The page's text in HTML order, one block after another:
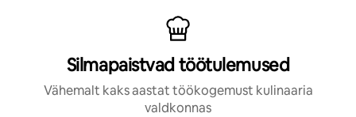
Silmapaistvad töötulemused
Vähemalt kaks aastat töökogemust kulinaaria
valdkonnas